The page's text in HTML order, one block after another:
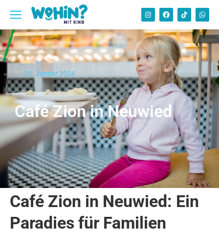
20. Januar 2024
Café Zion in Neuwied
Café Zion in Neuwied: Ein
Paradies für Familien